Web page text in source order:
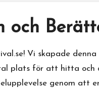
och
Vi skapade
plats för att hitta
genom att